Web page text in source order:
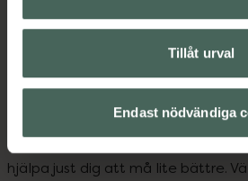
Tillåt urval
Endast nödvändiga
syd till Lappland i norr, och online i
datorn. Oavsett vem du är så är
hjälpa just dig att må lite bättre.